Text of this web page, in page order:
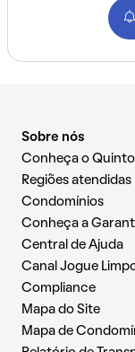
Sobre nós
Conheça o
Regiões atendidas
Condomínios
Conheça a
Central de Ajuda
Canal Jogue
Compliance
Mapa do Site
Mapa de